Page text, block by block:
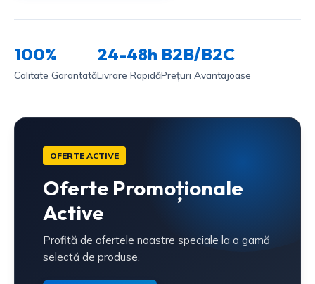
100%
Calitate Garantată
24-48h
Livrare Rapidă
B2B/B2C
Prețuri Avantajoase
OFERTE ACTIVE
Oferte Promoționale
Active
Profită de ofertele noastre speciale la o gamă
selectă de produse.